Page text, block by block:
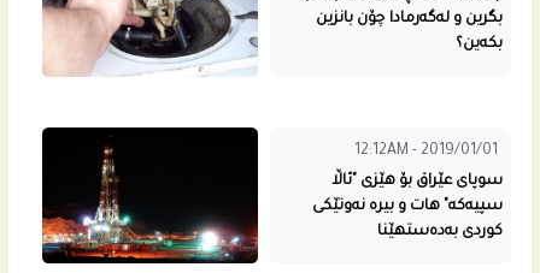
بگرین و له‌گه‌رمادا چۆن بانزین
بكه‌ین؟
12:12AM - 2019/01/01
سوپای عێراق بۆ هێزى "ئاڵا
سپیه‌كه‌" هات و بیره‌ نه‌وتێكى
كوردى به‌ده‌ستهێنا